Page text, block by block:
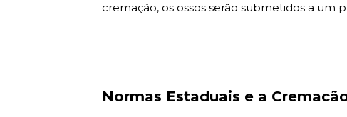
cremação, os ossos serão submetidos a um
Normas Estaduais e a